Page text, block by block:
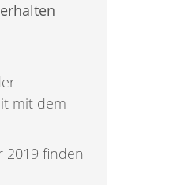
mit dem
2019 finden